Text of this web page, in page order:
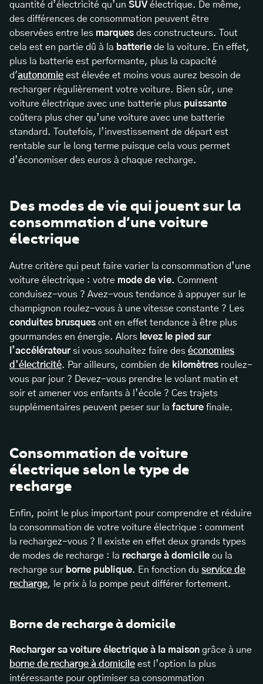
quantité d’électricité qu’un SUV électrique. De même,
des différences de consommation peuvent être
observées entre les marques des constructeurs. Tout
cela est en partie dû à la batterie de la voiture. En effet,
plus la batterie est performante, plus la capacité
d'autonomie est élevée et moins vous aurez besoin de
recharger régulièrement votre voiture. Bien sûr, une
voiture électrique avec une batterie plus puissante
coûtera plus cher qu’une voiture avec une batterie
standard. Toutefois, l’investissement de départ est
rentable sur le long terme puisque cela vous permet
d’économiser des euros à chaque recharge.
Des modes de vie qui jouent sur la
consommation d’une voiture
électrique
Autre critère qui peut faire varier la consommation d’une
voiture électrique : votre mode de vie. Comment
conduisez-vous ? Avez-vous tendance à appuyer sur le
champignon roulez-vous à une vitesse constante ? Les
conduites brusques ont en effet tendance à être plus
gourmandes en énergie. Alors levez le pied sur
l’accélérateursi vous souhaitez faire des économies
d’électricité. Par ailleurs, combien de kilomètres roulez-
vous par jour ? Devez-vous prendre le volant matin et
soir et amener vos enfants à l’école ? Ces trajets
supplémentaires peuvent peser sur la facture finale.
Consommation de voiture
électrique selon le type de
recharge
Enfin, point le plus important pour comprendre et réduire
la consommation de votre voiture électrique : comment
la rechargez-vous ? Il existe en effet deux grands types
de modes de recharge : la recharge à domicile ou la
recharge sur borne publique. En fonction du service de
recharge, le prix à la pompe peut différer fortement.
Borne de recharge à domicile
Recharger sa voiture électrique à la maison grâce à une
borne de recharge à domicile est l’option la plus
intéressante pour optimiser sa consommation